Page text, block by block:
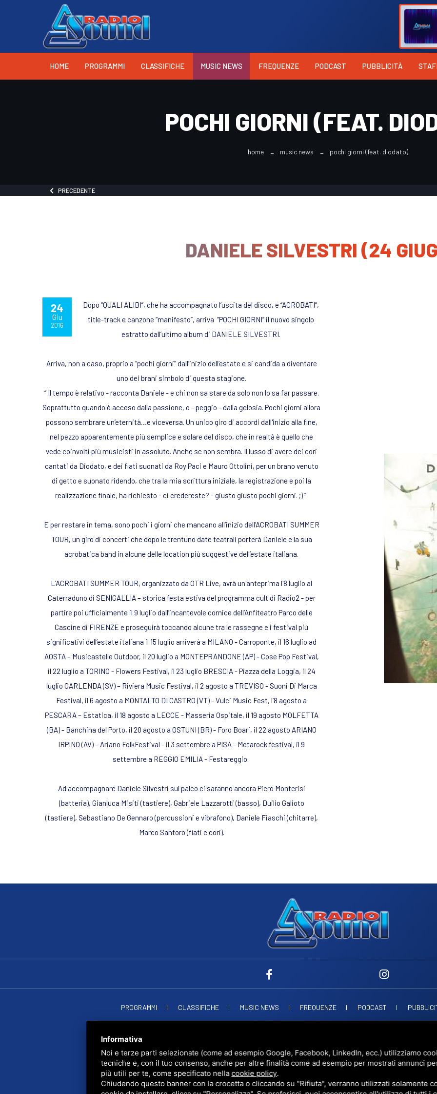
HOME PROGRAMMI CLASSIFICHE MUSIC NEWS FREQUENZE PODCAST PUBBLICITÀ
POCHI GIORNI (FEAT.
home music news pochi giorni (feat. diodato)
PRECEDENTE
DANIELE SILVESTRI (24
24
Giu
2016
Dopo “QUALI ALIBI”, che ha accompagnato l’uscita del disco, e “ACROBATI”,
title-track e canzone “manifesto”, arriva “POCHI GIORNI” il nuovo singolo
estratto dall’ultimo album di DANIELE SILVESTRI.
Arriva, non a caso, proprio a “pochi giorni” dall’inizio dell’estate e si candida a diventare
uno dei brani simbolo di questa stagione.
“ Il tempo è relativo - racconta Daniele - e chi non sa stare da solo non lo sa far passare.
Soprattutto quando è acceso dalla passione, o - peggio - dalla gelosia. Pochi giorni allora
possono sembrare un’eternità…e viceversa. Un unico giro di accordi dall'inizio alla fine,
nel pezzo apparentemente più semplice e solare del disco, che in realtà è quello che
vede coinvolti più musicisti in assoluto. Anche se non sembra. Il lusso di avere dei cori
cantati da Diodato, e dei fiati suonati da Roy Paci e Mauro Ottolini, per un brano venuto
di getto e suonato ridendo, che tra la mia scrittura iniziale, la registrazione e poi la
realizzazione finale, ha richiesto - ci credereste? - giusto giusto pochi giorni. ;) ”.
E per restare in tema, sono pochi i giorni che mancano all’inizio dell’ACROBATI SUMMER
TOUR, un giro di concerti che dopo le trentuno date teatrali porterà Daniele e la sua
acrobatica band in alcune delle location più suggestive dell’estate italiana.
L’ACROBATI SUMMER TOUR, organizzato da OTR Live, avrà un'anteprima l'8 luglio al
Caterraduno di SENIGALLIA – storica festa estiva del programma cult di Radio2 - per
partire poi ufficialmente il 9 luglio dall’incantevole cornice dell’Anfiteatro Parco delle
Cascine di FIRENZE e proseguirà toccando alcune tra le rassegne e i festival più
significativi dell’estate italiana il 15 luglio arriverà a MILANO - Carroponte, il 16 luglio ad
AOSTA – Musicastelle Outdoor, il 20 luglio a MONTEPRANDONE (AP) - Cose Pop Festival,
il 22 luglio a TORINO - Flowers Festival, il 23 luglio BRESCIA - Piazza della Loggia, il 24
luglio GARLENDA (SV) – Riviera Music Festival, il 2 agosto a TREVISO - Suoni Di Marca
Festival, il 6 agosto a MONTALTO DI CASTRO (VT) - Vulci Music Fest, l’8 agosto a
PESCARA – Estatica, il 18 agosto a LECCE - Masseria Ospitale, il 19 agosto MOLFETTA
(BA) - Banchina del Porto, il 20 agosto a OSTUNI (BR) - Foro Boari, il 22 agosto ARIANO
IRPINO (AV) – Ariano FolkFestival - il 3 settembre a PISA - Metarock festival, il 9
settembre a REGGIO EMILIA - Festareggio.
Ad accompagnare Daniele Silvestri sul palco ci saranno ancora Piero Monterisi
(batteria), Gianluca Misiti (tastiere), Gabriele Lazzarotti (basso), Duilio Galioto
(tastiere), Sebastiano De Gennaro (percussioni e vibrafono), Daniele Fiaschi (chitarre),
Marco Santoro (fiati e cori).
PROGRAMMI CLASSIFICHE MUSIC NEWS FREQUENZE PODCAST
Informativa
Noi e terze parti selezionate (come ad esempio Google, Facebook, LinkedIn, ecc.) utilizziamo
tecniche e, con il tuo consenso, anche per altre finalità come ad esempio per mostrati annunci
più utili per te, come specificato nella cookie policy.
Chiudendo questo banner con la crocetta o cliccando su "Rifiuta", verranno utilizzati solamente